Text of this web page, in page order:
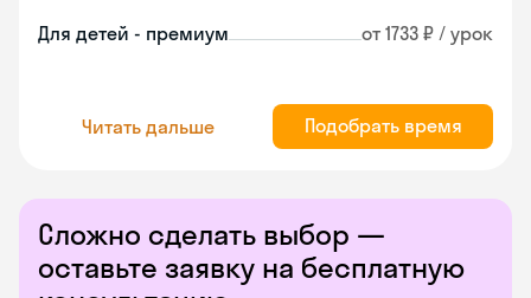
Для детей - премиум от 1733 ₽ / урок
Читать дальше Подобрать время
Сложно сделать выбор —
оставьте заявку на бесплатную